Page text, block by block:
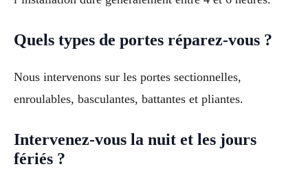
Quels types de portes réparez-vous ?
Nous intervenons sur les portes sectionnelles,
enroulables, basculantes, battantes et pliantes.
Intervenez-vous la nuit et les jours
fériés ?